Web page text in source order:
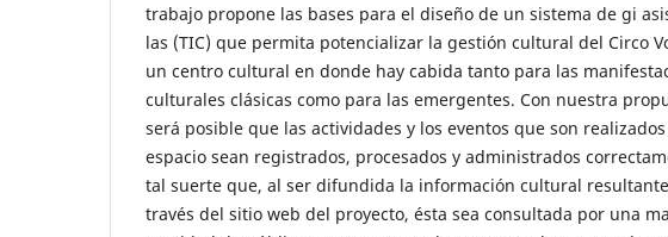
trabajo propone las bases para el diseño de un sistema de gi
las (TIC) que permita potencializar la gestión cultural del Circo
un centro cultural en donde hay cabida tanto para las
culturales clásicas como para las emergentes. Con nuestra
será posible que las actividades y los eventos que son
espacio sean registrados, procesados y administrados
tal suerte que, al ser difundida la información cultural
través del sitio web del proyecto, ésta sea consultada por una